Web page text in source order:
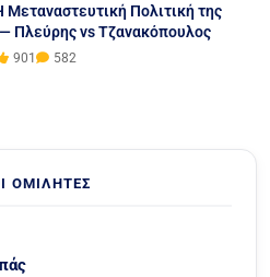
Μεταναστευτική Πολιτική της
Πλεύρης vs Τζανακόπουλος
901 582
ΟΜΙΛΗΤΈΣ